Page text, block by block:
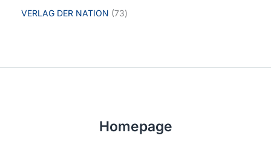
VERLAG DER NATION 73
Homepage